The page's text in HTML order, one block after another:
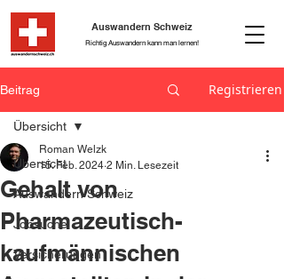
Richtig Auswandern kann man lernen!
Auswandern Schweiz
Beitrag Registrieren
Übersicht
Auswandern Schweiz
Jobsuche
Versicherungen
Übersicht
Gehalt von
Pharmazeutisch-
kaufmännischen
Roman Welzk
15. Feb. 2024 2 Min. Lesezeit